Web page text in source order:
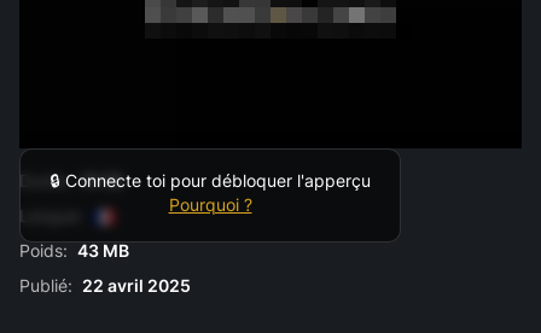
🔒 Connecte toi pour débloquer l'apperçu
Pourquoi ?
Durée: 11:13
Langue:
Poids: 43 MB
Publié: 22 avril 2025